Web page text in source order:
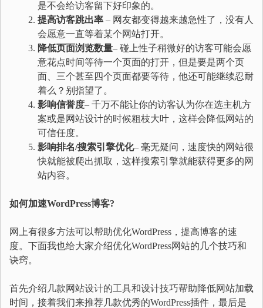
是不会给访客留下好印象的。
提高访客跳出率 – 网友都变得越来越急性了，没有人
会愿意一直等着某个网站打开。
降低页面浏览数量– 碰上性子稍微好的访客可能会愿
意花点时间等待一个页面的打开，但是要是两个页
面、三个甚至四个页面都要等待，他还可能继续忍耐
着么？别指望了。
影响信誉度– 千万不能让你的访客认为你在选主机方
案或是网站设计的时候粗枝大叶，这样会降低网站的
可信任度。
影响排名/搜索引擎优化– 毫无疑问，速度快的网站很
快就能被爬出抓取，这样搜索引擎就能获得更多的网
站内容。
如何加速WordPress博客?
网上有很多方法可以帮助优化WordPress，提高博客的速
度。下面我也给大家介绍优化WordPress网站的几个技巧和
诀窍。
首先介绍几款网站设计的工具和设计技巧帮助降低网站加载
时间，接着我们来推荐几款优秀的WordPress插件，最后是